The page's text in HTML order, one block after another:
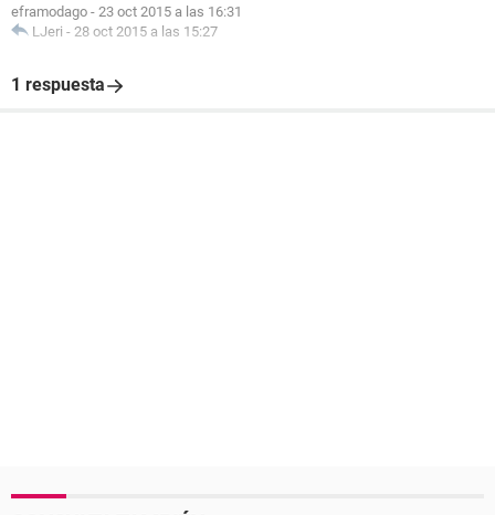
eframodago - 23 oct 2015 a las 16:31
LJeri - 28 oct 2015 a las 15:27
1 respuesta